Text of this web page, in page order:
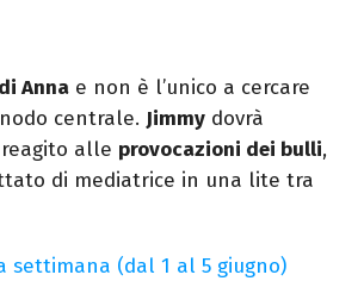
Anna e non è l’unico a cercare
centrale. Jimmy dovrà
alle provocazioni dei bulli,
di mediatrice in una lite tra
settimana (dal 1 al 5 giugno)